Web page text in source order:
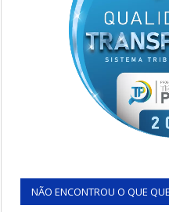
NÃO ENCONTROU O QUE